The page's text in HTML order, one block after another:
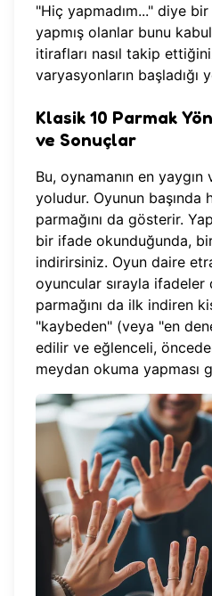
"Hiç yapmadım..." diye
yapmış olanlar bunu
itirafları nasıl takip
varyasyonların başladığı
Klasik 10 Parmak
ve Sonuçlar
Bu, oynamanın en
yoludur. Oyunun başında
parmağını da gösterir.
bir ifade okunduğunda, bir
indirirsiniz. Oyun daire
oyuncular sırayla ifadeler
parmağını da ilk indiren
"kaybeden" (veya "en
edilir ve eğlenceli,
meydan okuma yapması